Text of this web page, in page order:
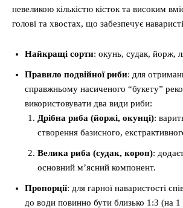
невеликою кількістю кісток та високим
голові та хвостах, що забезпечує
Найкращі сорти: окунь, судак, йорж,
Правило подвійної риби: для
справжньому насиченого “букету”
використовувати два види риби:
Дрібна риба (йоржі, окунці):
створення базисного,
Велика риба (судак, короп):
основний м’ясний компонент.
Пропорції: для гарної наваристості
до води повинно бути близько 1:3 (на 1